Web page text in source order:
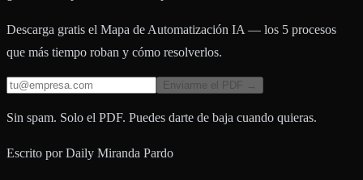
Descarga gratis el Mapa de Automatización IA — los 5 procesos
que más tiempo roban y cómo resolverlos.
Enviarme el PDF →
Sin spam. Solo el PDF. Puedes darte de baja cuando quieras.
Escrito por Daily Miranda Pardo